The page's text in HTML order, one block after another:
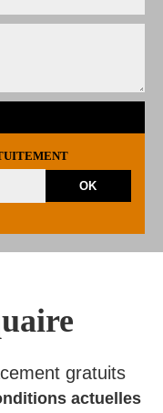
gratuits
actuelles